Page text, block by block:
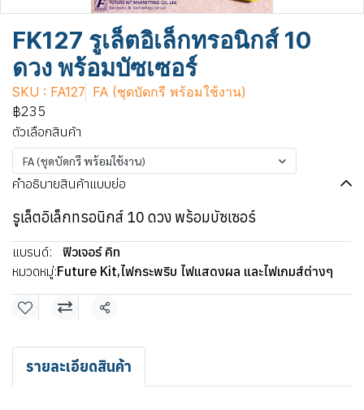
FK127 รูเล็ตอิเล็กทรอนิกส์ 10
ดวง พร้อมบัซเซอร์
SKU : FA127 FA (ชุดบัดกรี พร้อมใช้งาน)
฿235
ตัวเลือกสินค้า
FA (ชุดบัดกรี พร้อมใช้งาน)
คำอธิบายสินค้าแบบย่อ
รูเล็ตอิเล็กทรอนิกส์ 10 ดวง พร้อมบัซเซอร์
แบรนด์:
ฟิวเจอร์ คิท
หมวดหมู่:Future Kit,ไฟกระพริบ ไฟแสดงผล และไฟเกมส์ต่างๆ
แชร์
รายละเอียดสินค้า